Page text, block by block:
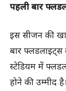
पहली बार
इस सीजन की
बार
स्टेडियम में
होने की उम्मीद